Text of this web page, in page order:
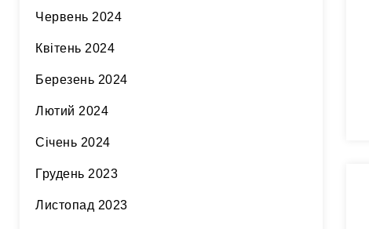
Червень 2024
Квітень 2024
Березень 2024
Лютий 2024
Січень 2024
Грудень 2023
Листопад 2023